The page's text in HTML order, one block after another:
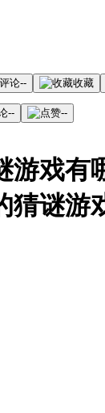
-- 收藏
-- --
游戏有
猜谜游